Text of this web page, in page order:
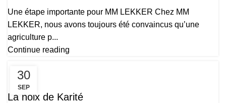
Une étape importante pour MM LEKKER Chez MM
LEKKER, nous avons toujours été convaincus qu’une
agriculture p...
Continue reading
30
SEP
PRODUITS
La noix de Karité